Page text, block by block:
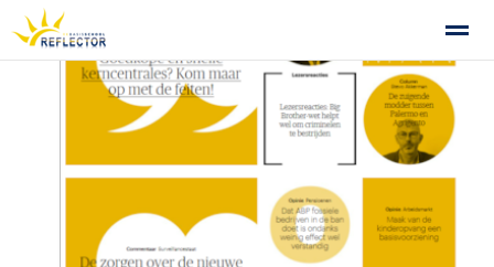
Privacy op school Gemeenschappelijke
Home Zoeken